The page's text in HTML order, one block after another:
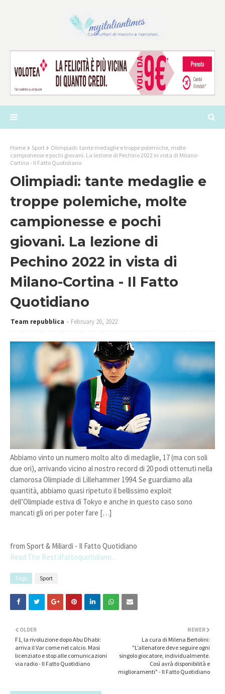
Home Sport
Olimpiadi: tante medaglie e troppe polemiche, molte
campionesse e pochi giovani. La lezione di Pechino 2022 in vista di Milano-
Cortina - Il Fatto Quotidiano
Olimpiadi: tante medaglie e
troppe polemiche, molte
campionesse e pochi
giovani. La lezione di
Pechino 2022 in vista di
Milano-Cortina - Il Fatto
Quotidiano
Team repubblica February 20, 2022
Abbiamo vinto un numero molto alto di medaglie, 17 (ma con soli
due ori), arrivando vicino al nostro record di 20 podi ottenuti nella
clamorosa Olimpiade di Lillehammer 1994. Se guardiamo alla
quantità, abbiamo quasi ripetuto il bellissimo exploit
dell’Olimpiade estiva di Tokyo e anche in questo caso sono
mancati gli ori per poter fare […]
from Sport & Miliardi - Il Fatto Quotidiano
Read The Rest:ilfattoquotidiano...
Tags Sport
NEWER
La cura di Milena Bertolini:
"L’allenatore deve seguire ogni
singolo giocatore, individualmente.
Così avrà disponibilità e
miglioramenti" - Il Fatto Quotidiano
OLDER
F1, la rivoluzione dopo Abu Dhabi:
arriva il Var come nel calcio. Masi
licenziato e stop alle comunicazioni
via radio - Il Fatto Quotidiano